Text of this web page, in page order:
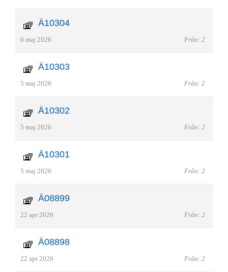
Ä10304
6 maj 2026 Från: 2
Ä10303
5 maj 2026 Från: 2
Ä10302
5 maj 2026 Från: 2
Ä10301
5 maj 2026 Från: 2
Ä08899
22 apr 2026 Från: 2
Ä08898
22 apr 2026 Från: 2